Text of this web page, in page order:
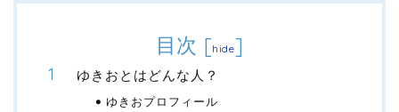
目次 [hide]
ゆきおとはどんな人？
ゆきおプロフィール